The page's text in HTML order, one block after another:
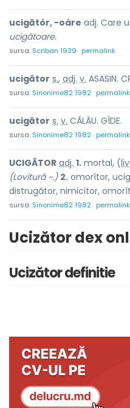
ucigătór, -oáre adj. Care
ucigătoare.
sursa: Scriban 1939 permalink
ucigător s., adj. v. ASASIN.
sursa: Sinonime82 1982 permalink
ucigător s. v. CĂLĂU. GÎDE.
sursa: Sinonime82 1982 permalink
UCIGĂTOR adj. 1. mortal, (
(Lovitură ~.) 2. omorîtor,
distrugător, nimicitor,
sursa: Sinonime82 1982 permalink
Ucizător dex
Ucizător definitie